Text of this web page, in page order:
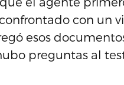
confrontado con
esos
preguntas al